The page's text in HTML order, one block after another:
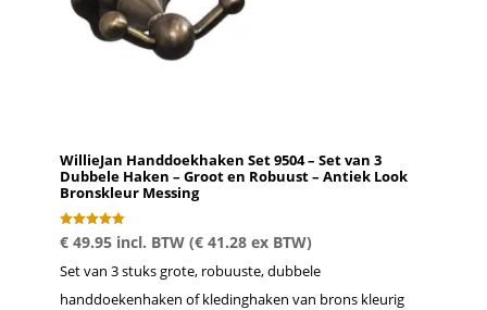
WillieJan Handdoekhaken Set 9504 – Set van 3
Dubbele Haken – Groot en Robuust – Antiek Look
Bronskleur Messing
Gewaardeer
d
uit 5
€49.95 incl. BTW (€41.28ex BTW)
Set van 3 stuks grote, robuuste, dubbele
handdoekenhaken of kledinghaken van brons kleurig